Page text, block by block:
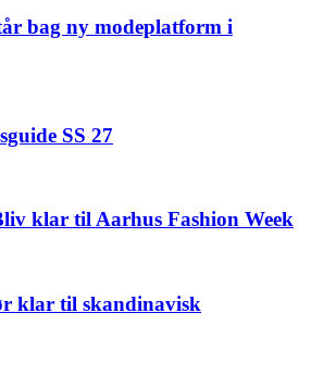
bag ny modeplatform i
SS 27
klar til Aarhus Fashion Week
klar til skandinavisk